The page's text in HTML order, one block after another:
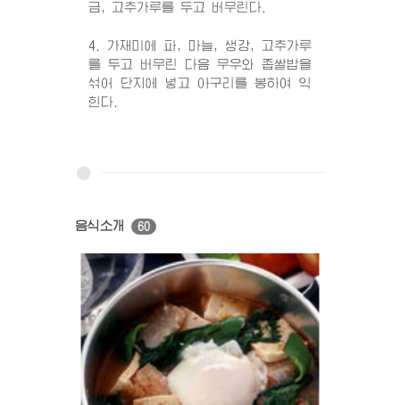
금, 고추가루를 두고 버무린다.
4. 가재미에 파, 마늘, 생강, 고추가루
를 두고 버무린 다음 무우와 좁쌀밥을
섞어 단지에 넣고 아구리를 봉하여 익
힌다.
음식소개 60